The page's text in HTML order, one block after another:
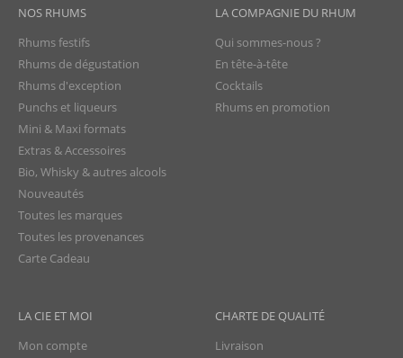
NOS RHUMS
Rhums festifs
Rhums de dégustation
Rhums d'exception
Punchs et liqueurs
Mini & Maxi formats
Extras & Accessoires
Bio, Whisky & autres alcools
Nouveautés
Toutes les marques
Toutes les provenances
Carte Cadeau
LA COMPAGNIE DU RHUM
Qui sommes-nous ?
En tête-à-tête
Cocktails
Rhums en promotion
LA CIE ET MOI
Mon compte
CHARTE DE QUALITÉ
Livraison